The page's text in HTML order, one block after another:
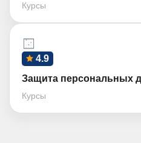
Курсы
4.9
Защита персональных
Курсы